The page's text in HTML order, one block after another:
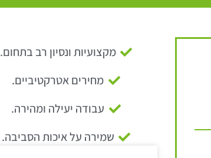
מקצועיות ונסיון רב בתחום.
מחירים אטרקטיביים.
עבודה יעילה ומהירה.
שמירה על איכות הסביבה.